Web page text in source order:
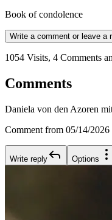
Book of condolence
Write a comment or leave a
1054 Visits, 4 Comments
Comments
Daniela von den Azoren
Comment from 05/14/2026
Write reply Options